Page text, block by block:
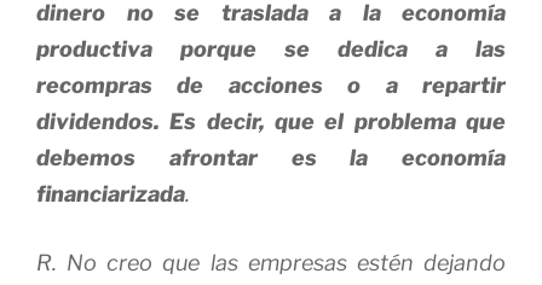
dinero no se traslada a la economía
productiva porque se dedica a las
recompras de acciones o a repartir
dividendos. Es decir, que el problema que
debemos afrontar es la economía
financiarizada.
R. No creo que las empresas estén dejando